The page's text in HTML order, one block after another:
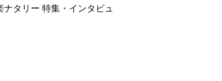
タリー 特集・インタビュ